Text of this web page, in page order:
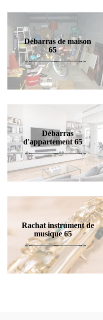
Débarras de maison
65
Débarras
d'appartement 65
Rachat instrument de
musique 65